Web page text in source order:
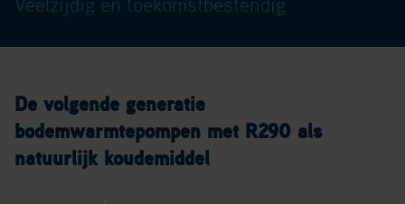
De volgende generatie
bodemwarmtepompen met R290 als
natuurlijk koudemiddel